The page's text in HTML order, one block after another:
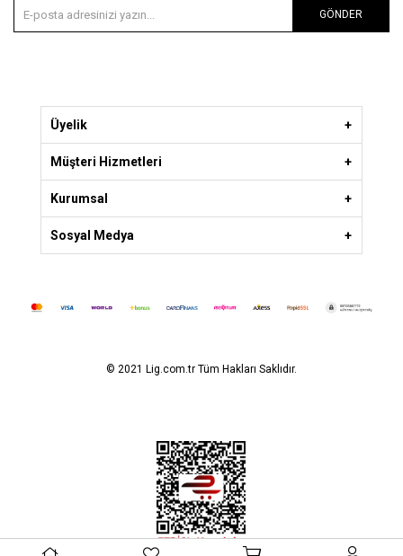
GÖNDER
Üyelik
Müşteri Hizmetleri
Kurumsal
Sosyal Medya
© 2021 Lig.com.tr Tüm Hakları Saklıdır.